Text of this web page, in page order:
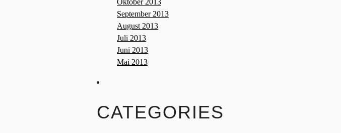
Oktober 2013
September 2013
August 2013
Juli 2013
Juni 2013
Mai 2013
CATEGORIES